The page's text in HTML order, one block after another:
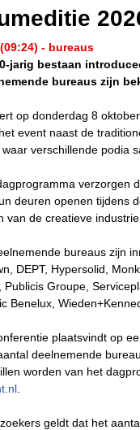
- bureaus
jarig bestaan
bureaus zijn
op donderdag 8
event naast de
verschillende podia
verzorgen
deuren openen tijdens
van de creatieve industrie.
bureaus zijn
DEPT, Hypersolid,
Publicis Groupe,
Benelux,
plaatsvindt op
deelnemende
worden van het
geldt dat het